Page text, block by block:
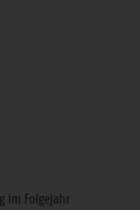
im Folgejahr